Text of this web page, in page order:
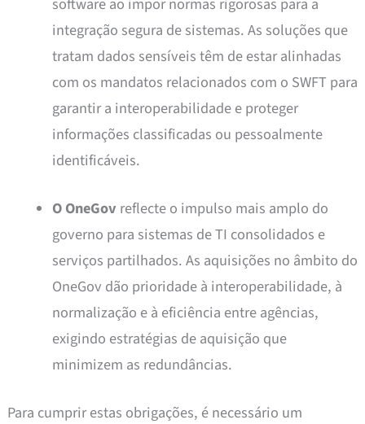
integração segura de sistemas. As soluções que
tratam dados sensíveis têm de estar alinhadas
com os mandatos relacionados com o SWFT para
garantir a interoperabilidade e proteger
informações classificadas ou pessoalmente
identificáveis.
O OneGov reflecte o impulso mais amplo do
governo para sistemas de TI consolidados e
serviços partilhados. As aquisições no âmbito do
OneGov dão prioridade à interoperabilidade, à
normalização e à eficiência entre agências,
exigindo estratégias de aquisição que
minimizem as redundâncias.
Para cumprir estas obrigações, é necessário um